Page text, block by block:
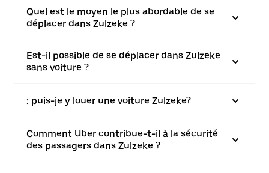
Quel est le moyen le plus abordable de se
déplacer dans Zulzeke ?
Est-il possible de se déplacer dans Zulzeke
sans voiture ?
: puis-je y louer une voiture Zulzeke?
Comment Uber contribue-t-il à la sécurité
des passagers dans Zulzeke ?